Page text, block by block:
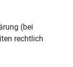
(bei
rechtlich